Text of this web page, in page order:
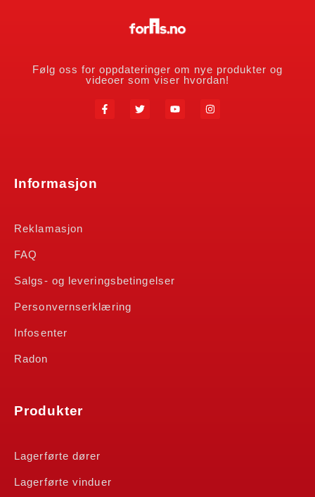
Følg oss for oppdateringer om nye produkter og
videoer som viser hvordan!
Informasjon
Reklamasjon
FAQ
Salgs- og leveringsbetingelser
Personvernserklæring
Infosenter
Radon
Produkter
Lagerførte dører
Lagerførte vinduer